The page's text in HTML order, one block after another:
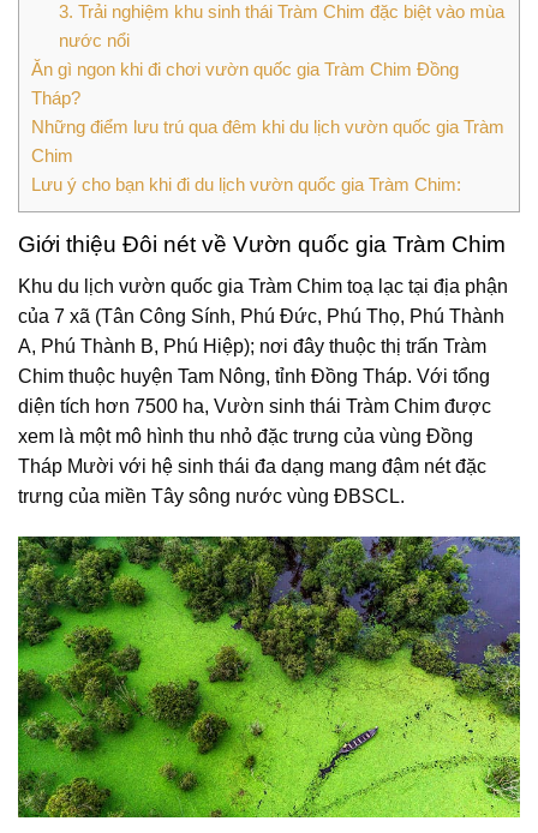
3. Trải nghiệm khu sinh thái Tràm Chim đặc biệt vào mùa
nước nổi
Ăn gì ngon khi đi chơi vườn quốc gia Tràm Chim Đồng
Tháp?
Những điểm lưu trú qua đêm khi du lịch vườn quốc gia Tràm
Chim
Lưu ý cho bạn khi đi du lịch vườn quốc gia Tràm Chim:
Giới thiệu Đôi nét về Vườn quốc gia Tràm Chim
Khu du lịch vườn quốc gia Tràm Chim toạ lạc tại địa phận
của 7 xã (Tân Công Sính, Phú Đức, Phú Thọ, Phú Thành
A, Phú Thành B, Phú Hiệp); nơi đây thuộc thị trấn Tràm
Chim thuộc huyện Tam Nông, tỉnh Đồng Tháp. Với tổng
diện tích hơn 7500 ha, Vườn sinh thái Tràm Chim được
xem là một mô hình thu nhỏ đặc trưng của vùng Đồng
Tháp Mười với hệ sinh thái đa dạng mang đậm nét đặc
trưng của miền Tây sông nước vùng ĐBSCL.